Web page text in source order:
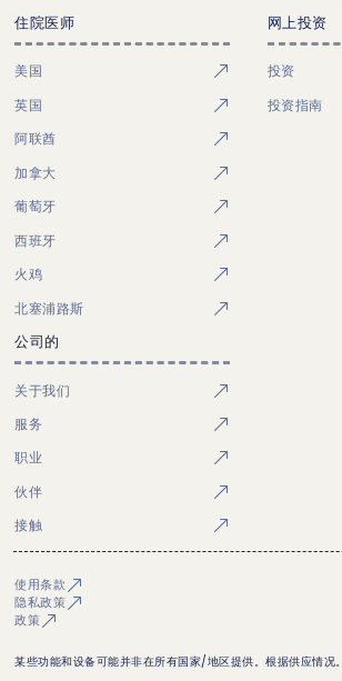
住院医师
美国
英国
阿联酋
加拿大
葡萄牙
西班牙
火鸡
北塞浦路斯
网上投资
投资
投资指南
公司的
关于我们
服务
职业
伙伴
接触
使用条款
隐私政策
政策
某些功能和设备可能并非在所有国家/地区提供。根据供应情况。